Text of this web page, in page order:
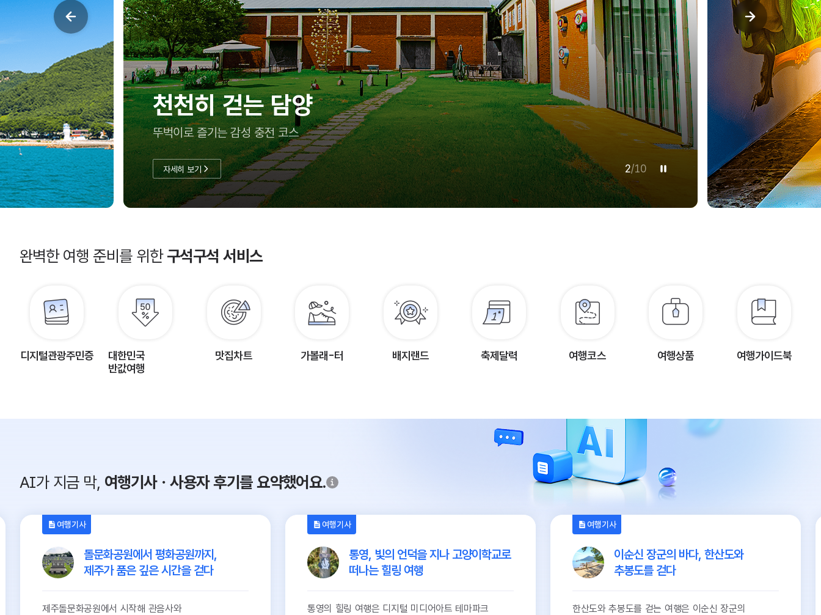
천천히 걷는 담양
뚜벅이로 즐기는 감성 충전 코스
자세히 보기 2/10
완벽한 여행 준비를 위한구석구석 서비스
디지털관광주민증
대한민국
반값여행
맛집차트 가볼래-터 배지랜드 축제달력 여행코스 여행상품 여행가이드북
AI가 지금 막, 여행기사ㆍ사용자 후기를 요약했어요.
여행기사
돌문화공원에서 평화공원까지,
제주가 품은 깊은 시간을 걷다
제주돌문화공원에서 시작해 관음사와
여행기사
통영, 빛의 언덕을 지나 고양이학교로
떠나는 힐링 여행
통영의 힐링 여행은 디지털 미디어아트 테마파크
여행기사
이순신 장군의 바다, 한산도와
추봉도를 걷다
한산도와 추봉도를 걷는 여행은 이순신 장군의